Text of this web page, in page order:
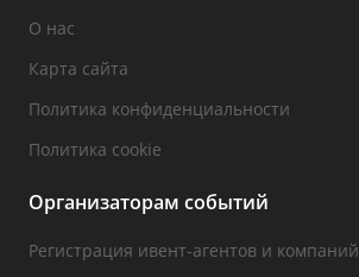
О нас
Карта сайта
Политика конфиденциальности
Политика cookie
Организаторам событий
Регистрация ивент-агентов и компаний